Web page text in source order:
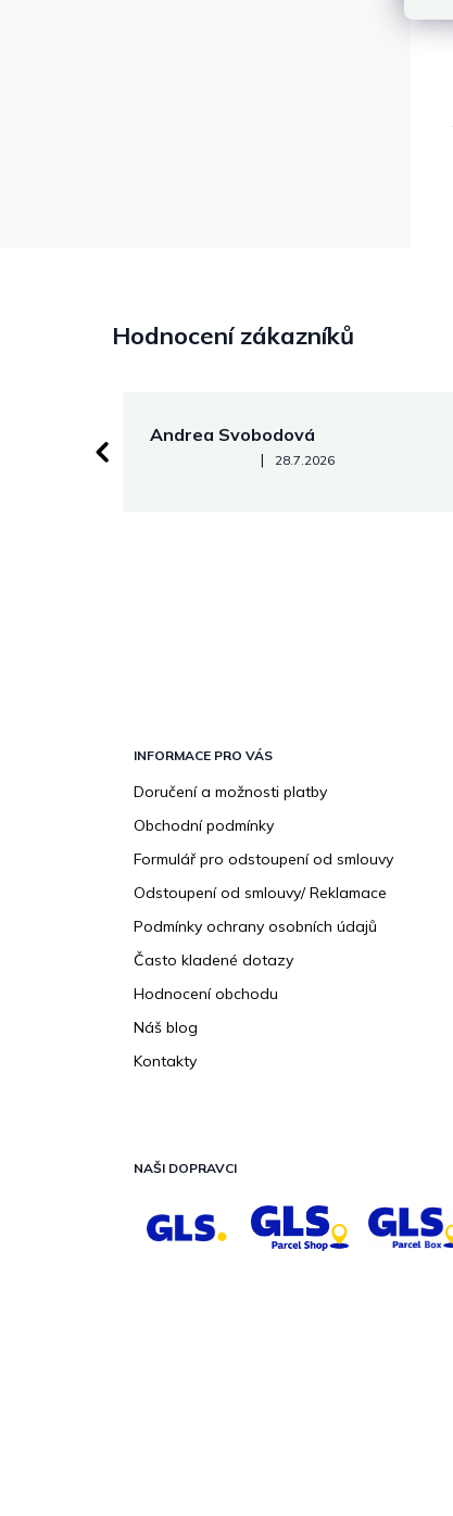
Hodnocení zákazníků
Andrea Svobodová
Hodnocení obchodu je 5 z 5 hvězdiček.
| 28.7.2026
INFORMACE PRO VÁS
Doručení a možnosti platby
Obchodní podmínky
Formulář pro odstoupení od smlouvy
Odstoupení od smlouvy/ Reklamace
Podmínky ochrany osobních údajů
Často kladené dotazy
Hodnocení obchodu
Náš blog
Kontakty
NAŠI DOPRAVCI